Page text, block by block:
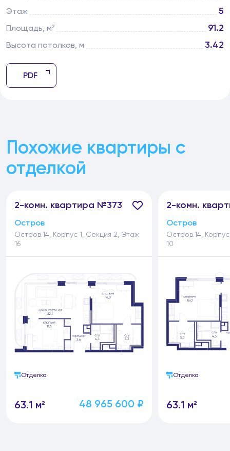
Этаж 5
Площадь, м² 91.2
Высота потолков, м 3.42
PDF
Похожие квартиры с
отделкой
2-комн. квартира №373
Остров
Остров.14, Корпус 1, Секция 2, Этаж
16
Отделка
63.1 м² 48 965 600 ₽
2-комн.
Остров
Остров.14,
10
Отделка
63.1 м²